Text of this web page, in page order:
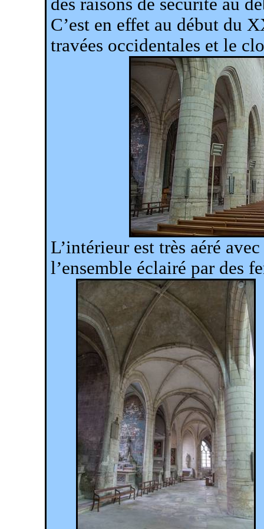
des raisons de sécurité au
C’est en effet au début du
travées occidentales et le
L’intérieur est très aéré
l’ensemble éclairé par des